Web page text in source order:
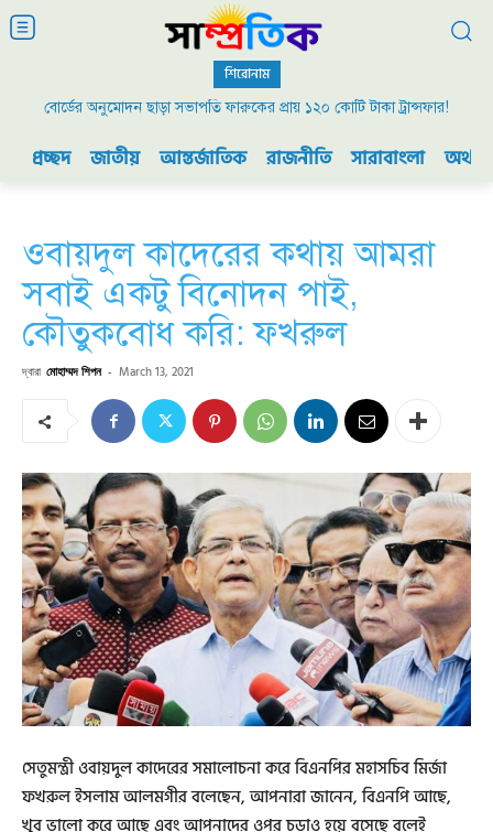
শিরোনাম
বোর্ডের অনুমোদন ছাড়া সভাপতি ফারুকের প্রায় ১২০ কোটি টাকা ট্রান্সফার!
প্রচ্ছদ জাতীয় আন্তর্জাতিক রাজনীতি সারাবাংলা
ওবায়দুল কাদেরের কথায় আমরা
সবাই একটু বিনোদন পাই,
কৌতুকবোধ করি: ফখরুল
দ্বারা মোহাম্মদ শিপন - March 13, 2021
সেতুমন্ত্রী ওবায়দুল কাদেরের সমালোচনা করে বিএনপির মহাসচিব মির্জা
ফখরুল ইসলাম আলমগীর বলেছেন, আপনারা জানেন, বিএনপি আছে,
খুব ভালো করে আছে এবং আপনাদের ওপর চড়াও হয়ে বসেছে বলেই